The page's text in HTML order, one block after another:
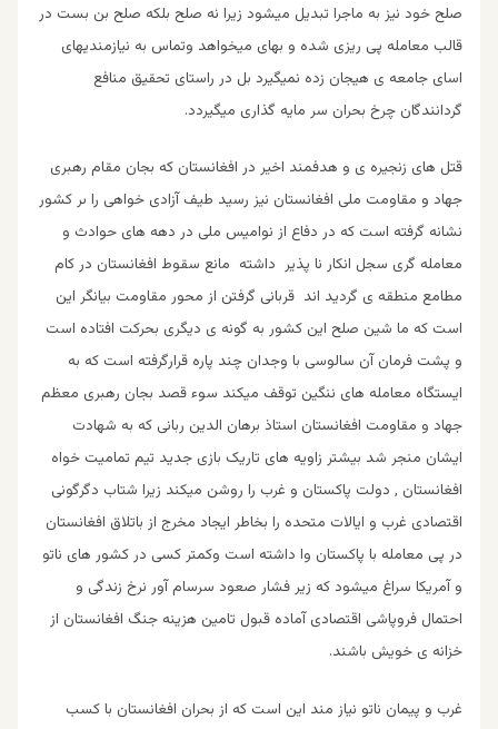
صلح خود نیز به ماجرا تبدیل میشود زیرا نه صلح بلکه صلح بن بست در
قالب معامله پی ریزی شده و بهای میخواهد وتماس به نیازمندیهای
اسای جامعه ی هیجان زده نمیگیرد بل در راستای تحقیق منافع
گردانندگان چرخ بحران سر مایه گذاری میگیردد.
قتل های زنجیره ی و هدفمند اخیر در افغانستان که بجان مقام رهبری
جهاد و مقاومت ملی افغانستان نیز رسید طیف آزادی خواهی را ىر كشور
نشانه گرفته است که در دفاع از نوامیس ملی در دهه های حوادث و
معامله گری سجل انکار نا پذیر داشته مانع سقوط افغانستان در کام
مطامع منطقه ی گردید اند قربانی گرفتن از محور مقاومت بیانگر این
است که ما شین صلح این کشور به گونه ی دیگری بحرکت افتاده است
و پشت فرمان آن سالوسی با وجدان چند پاره قرارگرفته است که به
ایستگاه معامله های ننگین توقف میکند سوء قصد بجان رهبری معظم
جهاد و مقاومت افغانستان استاذ برهان الدین ربانی که به شهادت
ایشان منجر شد بیشتر زاویه های تاریک بازی جدید تیم تمامیت خواه
افغانستان , دولت پاکستان و غرب را روشن میکند زیرا شتاب دگرگونی
اقتصادی غرب و ایالات متحده را بخاطر ایجاد مخرج از باتلاق افغانستان
در پی معامله با پاکستان وا داشته است وکمتر کسی در کشور های ناتو
و آمریکا سراغ میشود که زیر فشار صعود سرسام آور نرخ زندگی و
احتمال فروپاشی اقتصادی آماده قبول تامین هزینه جنگ افغانستان از
خزانه ی خویش باشند.
غرب و پیمان ناتو نیاز مند این است که از بحران افغانستان با کسب